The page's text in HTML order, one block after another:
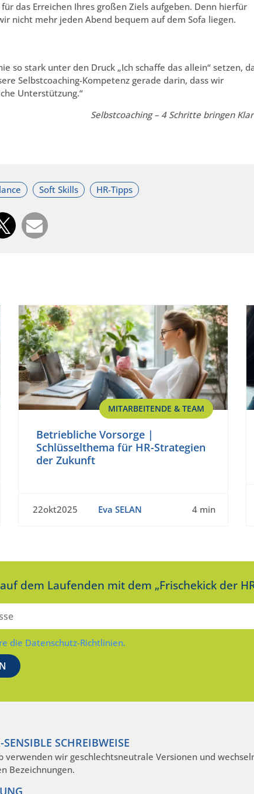
das Erreichen Ihres großen Ziels aufgeben. Denn hierfür
nicht mehr jeden Abend bequem auf dem Sofa liegen.
so stark unter den Druck „Ich schaffe das allein“ setzen,
Selbstcoaching-Kompetenz gerade darin, dass wir
Unterstützung.“
Selbstcoaching – 4 Schritte bringen
MITARBEITENDE & TEAM
Betriebliche Vorsorge |
Schlüsselthema für HR-Strategien
der Zukunft
22okt2025 Eva SELAN 4 min
dem Laufenden mit dem „Frischekick der
die Datenschutz-Richtlinien.
SENSIBLE SCHREIBWEISE
verwenden wir geschlechtsneutrale Versionen und
Bezeichnungen.